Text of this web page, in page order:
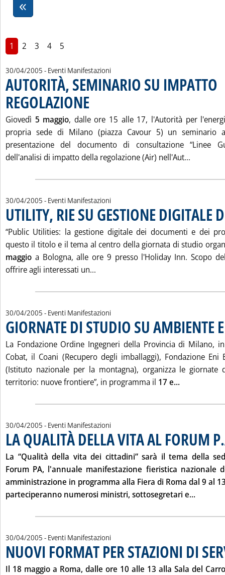
1 2 3 4 5
30/04/2005 - Eventi Manifestazioni
AUTORITÀ, SEMINARIO SU IMPATTO
REGOLAZIONE
Giovedì 5 maggio, dalle ore 15 alle 17, l'Autorità per
propria sede di Milano (piazza Cavour 5) un seminario
presentazione del documento di consultazione “Linee
dell'analisi di impatto della regolazione (Air) nell'Aut...
30/04/2005 - Eventi Manifestazioni
UTILITY, RIE SU GESTIONE DIGITALE
“Public Utilities: la gestione digitale dei documenti e dei
questo il titolo e il tema al centro della giornata di studio
maggio a Bologna, alle ore 9 presso l'Holiday Inn. Scopo
offrire agli interessati un...
30/04/2005 - Eventi Manifestazioni
GIORNATE DI STUDIO SU AMBIENTE
La Fondazione Ordine Ingegneri della Provincia di Milano,
Cobat, il Coani (Recupero degli imballaggi), Fondazione
(Istituto nazionale per la montagna), organizza le giornate
territorio: nuove frontiere”, in programma il 17 e...Leggi tutta
30/04/2005 - Eventi Manifestazioni
LA QUALITÀ DELLA VITA AL FORUM
La “Qualità della vita dei cittadini” sarà il tema della
Forum PA, l'annuale manifestazione fieristica nazionale
amministrazione in programma alla Fiera di Roma dal 9 al
parteciperanno numerosi ministri, sottosegretari e...Leggi
30/04/2005 - Eventi Manifestazioni
NUOVI FORMAT PER STAZIONI DI
Il 18 maggio a Roma, dalle ore 10 alle 13 alla Sala del